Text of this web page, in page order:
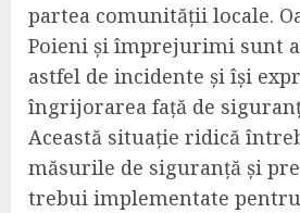
partea comunității locale.
Poieni și împrejurimi sunt
astfel de incidente și își
îngrijorarea față de
Această situație ridică
măsurile de siguranță și
trebui implementate